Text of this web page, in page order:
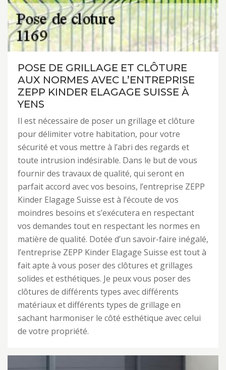
POSE DE GRILLAGE ET CLÔTURE
AUX NORMES AVEC L’ENTREPRISE
ZEPP KINDER ELAGAGE SUISSE À
YENS
Il est nécessaire de poser un grillage et clôture
pour délimiter votre habitation, pour votre
sécurité et vous mettre à l’abri des regards et
toute intrusion indésirable. Dans le but de vous
fournir des travaux de qualité, qui seront en
parfait accord avec vos besoins, l’entreprise ZEPP
Kinder Elagage Suisse est à l’écoute de vos
moindres besoins et s’exécutera en respectant
vos demandes tout en respectant les normes en
matière de qualité. Dotée d’un savoir-faire inégalé,
l’entreprise ZEPP Kinder Elagage Suisse est tout à
fait apte à vous poser des clôtures et grillages
solides et esthétiques. Je peux vous poser des
clôtures de différents types avec différents
matériaux et différents types de grillage en
sachant harmoniser le côté esthétique avec celui
de votre propriété.